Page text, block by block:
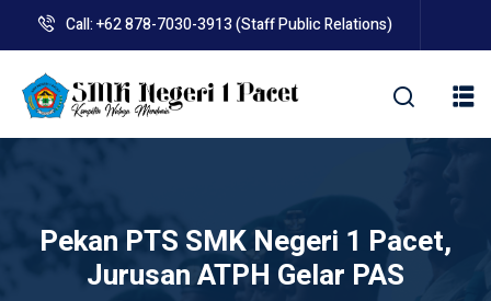
content
Call: +62 878-7030-3913 (Staff Public Relations)
Pekan PTS SMK Negeri 1 Pacet,
Jurusan ATPH Gelar PAS